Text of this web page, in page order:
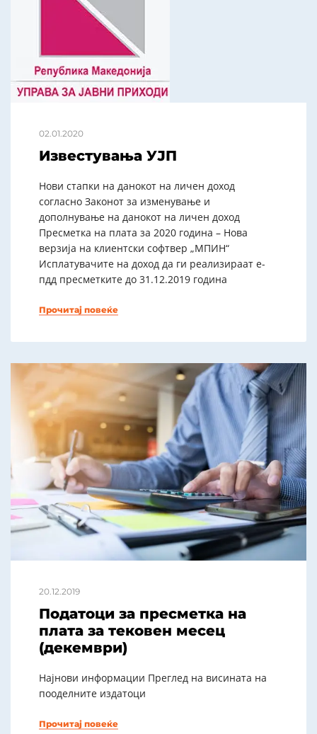
02.01.2020
Известувања УЈП
Нови стапки на данокот на личен доход
согласно Законот за изменување и
дополнување на данокот на личен доход
Пресметка на плата за 2020 година – Нова
верзија на клиентски софтвер „МПИН“
Исплатувачите на доход да ги реализираат е-
пдд пресметките до 31.12.2019 година
Прочитај повеќе
20.12.2019
Податоци за пресметка на
плата за тековен месец
(декември)
Најнови информации Преглед на висината на
пооделните издатоци
Прочитај повеќе